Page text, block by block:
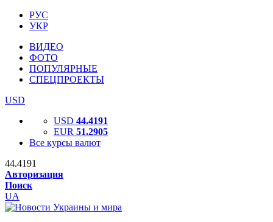
РУС
УКР
ВИДЕО
ФОТО
ПОПУЛЯРНЫЕ
СПЕЦПРОЕКТЫ
USD
USD 44.4191
EUR 51.2905
Все курсы валют
44.4191
Авторизация
Поиск
UA